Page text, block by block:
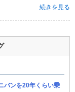
続きを見る
バンを20年くらい乗